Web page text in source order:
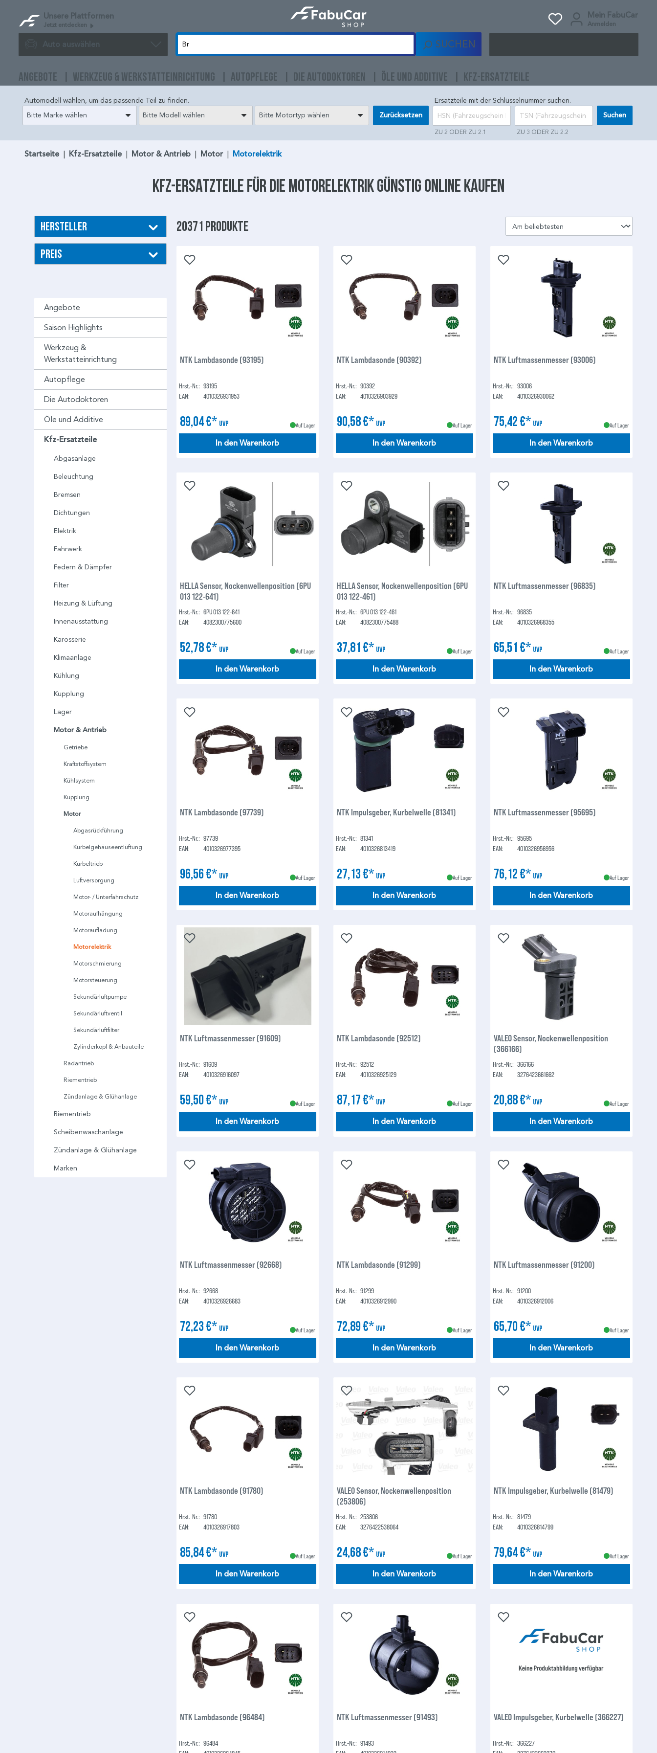
Unsere Plattformen
Jetzt entdecken
Mein FabuCar
Anmelden
Auto auswählen SUCHEN
ANGEBOTE WERKZEUG & WERKSTATTEINRICHTUNG AUTOPFLEGE DIE AUTODOKTOREN ÖLE UND ADDITIVE KFZ-ERSATZTEILE
Automodell wählen, um das passende Teil zu finden.
Bitte Marke wählen
Bitte Modell wählen Bitte Motortyp wählen Zurücksetzen
Ersatzteile mit der Schlüsselnummer suchen.
ZU 2 ODER ZU 2.1 ZU 3 ODER ZU 2.2
Suchen
Startseite Kfz-Ersatzteile Motor & Antrieb Motor Motorelektrik
Kfz-Ersatzteile für die Motorelektrikgünstig online kaufen
Hersteller
Preis
Angebote
Saison Highlights
Werkzeug &
Werkstatteinrichtung
Autopflege
Die Autodoktoren
Öle und Additive
Kfz-Ersatzteile
Abgasanlage
Beleuchtung
Bremsen
Dichtungen
Elektrik
Fahrwerk
Federn & Dämpfer
Filter
Heizung & Lüftung
Innenausstattung
Karosserie
Klimaanlage
Kühlung
Kupplung
Lager
Motor & Antrieb
Getriebe
Kraftstoffsystem
Kühlsystem
Kupplung
Motor
Abgasrückführung
Kurbelgehäuseentlüftung
Kurbeltrieb
Luftversorgung
Motor- / Unterfahrschutz
Motoraufhängung
Motoraufladung
Motorelektrik
Motorschmierung
Motorsteuerung
Sekundärluftpumpe
Sekundärluftventil
Sekundärluftfilter
Zylinderkopf & Anbauteile
Radantrieb
Riementrieb
Zündanlage & Glühanlage
Riementrieb
Scheibenwaschanlage
Zündanlage & Glühanlage
Marken
20371 Produkte
NTK Lambdasonde (93195)
Hrst.-Nr.: 93195
EAN:
4010326931953
89,04 €* UVP Auf Lager
In den Warenkorb
NTK Lambdasonde (90392)
Hrst.-Nr.: 90392
EAN:
4010326903929
90,58 €* UVP Auf Lager
In den Warenkorb
NTK Luftmassenmesser (93006)
Hrst.-Nr.: 93006
EAN:
4010326930062
75,42 €* UVP Auf Lager
In den Warenkorb
HELLA Sensor, Nockenwellenposition (6PU
013 122-641)
Hrst.-Nr.: 6PU 013 122-641
EAN:
4082300775600
52,78 €* UVP Auf Lager
In den Warenkorb
HELLA Sensor, Nockenwellenposition (6PU
013 122-461)
Hrst.-Nr.: 6PU 013 122-461
EAN:
4082300775488
37,81 €* UVP Auf Lager
In den Warenkorb
NTK Luftmassenmesser (96835)
Hrst.-Nr.: 96835
EAN:
4010326968355
65,51 €* UVP Auf Lager
In den Warenkorb
NTK Lambdasonde (97739)
Hrst.-Nr.: 97739
EAN:
4010326977395
96,56 €* UVP Auf Lager
In den Warenkorb
NTK Impulsgeber, Kurbelwelle (81341)
Hrst.-Nr.: 81341
EAN:
4010326813419
27,13 €* UVP Auf Lager
In den Warenkorb
NTK Luftmassenmesser (95695)
Hrst.-Nr.: 95695
EAN:
4010326956956
76,12 €* UVP Auf Lager
In den Warenkorb
NTK Luftmassenmesser (91609)
Hrst.-Nr.: 91609
EAN:
4010326916097
59,50 €* UVP Auf Lager
In den Warenkorb
NTK Lambdasonde (92512)
Hrst.-Nr.: 92512
EAN:
4010326925129
87,17 €* UVP Auf Lager
In den Warenkorb
VALEO Sensor, Nockenwellenposition
(366166)
Hrst.-Nr.: 366166
EAN:
3276423661662
20,88 €* UVP Auf Lager
In den Warenkorb
NTK Luftmassenmesser (92668)
Hrst.-Nr.: 92668
EAN:
4010326926683
72,23 €* UVP Auf Lager
In den Warenkorb
NTK Lambdasonde (91299)
Hrst.-Nr.: 91299
EAN:
4010326912990
72,89 €* UVP Auf Lager
In den Warenkorb
NTK Luftmassenmesser (91200)
Hrst.-Nr.: 91200
EAN:
4010326912006
65,70 €* UVP Auf Lager
In den Warenkorb
NTK Lambdasonde (91780)
Hrst.-Nr.: 91780
EAN:
4010326917803
85,84 €* UVP Auf Lager
In den Warenkorb
VALEO Sensor, Nockenwellenposition
(253806)
Hrst.-Nr.: 253806
EAN:
3276422538064
24,68 €* UVP Auf Lager
In den Warenkorb
NTK Impulsgeber, Kurbelwelle (81479)
Hrst.-Nr.: 81479
EAN:
4010326814799
79,64 €* UVP Auf Lager
In den Warenkorb
NTK Lambdasonde (96484)
Hrst.-Nr.: 96484
NTK Luftmassenmesser (91493)
Hrst.-Nr.: 91493
VALEO Impulsgeber, Kurbelwelle (366227)
Hrst.-Nr.: 366227